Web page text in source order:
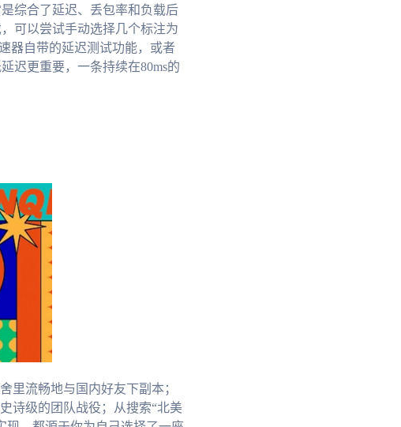
综合了延迟、丢包率和负载后
可以尝试手动选择几个标注为
器自带的延迟测试功能，或者
迟更重要，一条持续在80ms的
里流畅地与国内好友下副本；
诗级的团队战役；从搜索“北美